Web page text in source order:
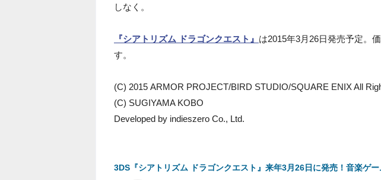
しなく。
『シアトリズム ドラゴンクエスト』 は2015年3月26日発売予定。
す。
(C) 2015 ARMOR PROJECT/BIRD STUDIO/SQUARE ENIX All
(C) SUGIYAMA KOBO
Developed by indieszero Co., Ltd.
3DS『シアトリズム ドラゴンクエスト』来年3月26日に発売！音楽ゲ